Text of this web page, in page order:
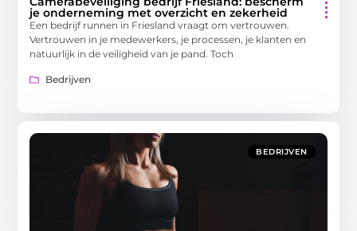
je onderneming met overzicht en zekerheid
Een bedrijf runnen in Friesland vraagt om vertrouwen.
Vertrouwen in je medewerkers, je processen, je klanten en
natuurlijk in de veiligheid van je pand. Toch
Bedrijven
BEDRIJVEN